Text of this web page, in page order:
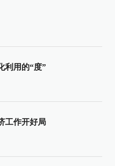
利用的“度”
工作开好局